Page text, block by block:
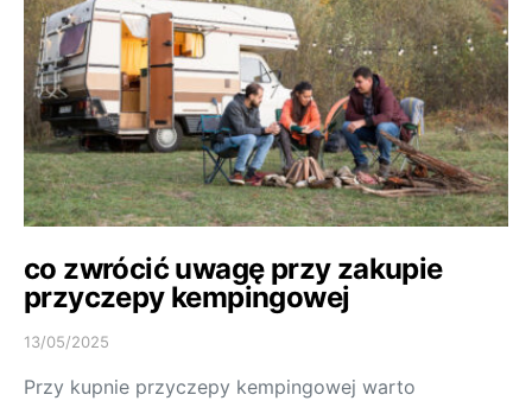
co zwrócić uwagę przy zakupie
przyczepy kempingowej
13/05/2025
Przy kupnie przyczepy kempingowej warto